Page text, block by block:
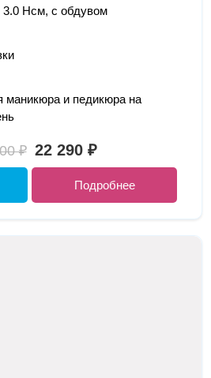
Нсм, с обдувом
маникюра и педикюра на
₽ 22 290 ₽
Подробнее